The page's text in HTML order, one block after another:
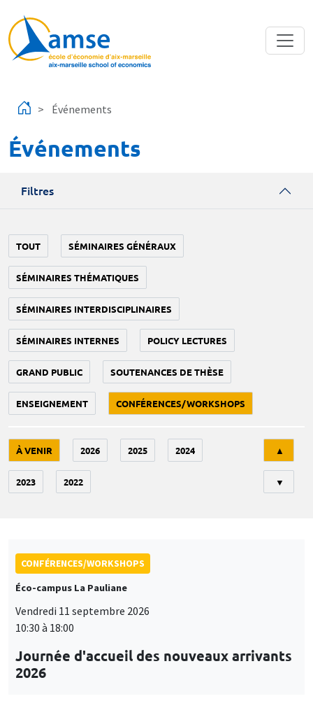
Événements
Événements
Filtres
TOUT SÉMINAIRES GÉNÉRAUX
SÉMINAIRES THÉMATIQUES
SÉMINAIRES INTERDISCIPLINAIRES
SÉMINAIRES INTERNES POLICY LECTURES
GRAND PUBLIC SOUTENANCES DE THÈSE
ENSEIGNEMENT CONFÉRENCES/WORKSHOPS
À VENIR 2026 2025 2024
2023 2022
▲
▼
CONFÉRENCES/WORKSHOPS
Éco-campus La Pauliane
Vendredi 11 septembre 2026
10:30 à 18:00
Journée d'accueil des nouveaux arrivants
2026